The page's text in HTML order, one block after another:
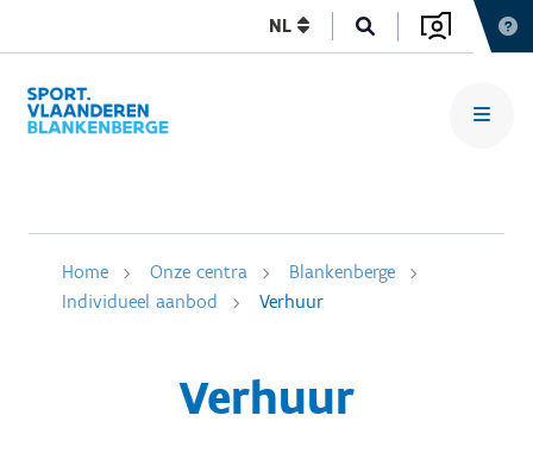
NL
Home Onze centra
Blankenberge
Individueel aanbod
Verhuur
Verhuur